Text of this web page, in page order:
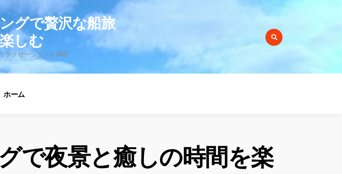
グで贅沢な船旅
しむ
ラクゼーションを満喫
ホーム
で夜景と癒しの時間を楽